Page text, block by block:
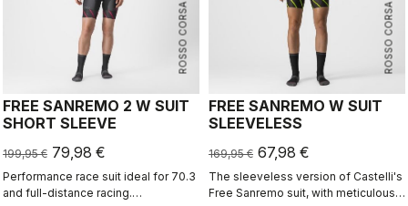
ROSSO CORSA
FREE SANREMO 2 W SUIT
SHORT SLEEVE
199,95 € 79,98 €
Performance race suit ideal for 70.3
and full-distance racing.
ROSSO CORSA
FREE SANREMO W SUIT
SLEEVELESS
169,95 € 67,98 €
The sleeveless version of Castelli's
Free Sanremo suit, with meticulously